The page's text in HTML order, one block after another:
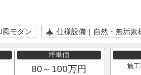
風モダン 仕様設備｜自然・無垢素
坪単価
80～100万円 施